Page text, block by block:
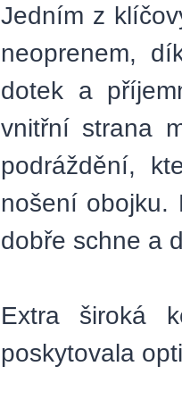
Jedním z
neoprenem,
dotek a
vnitřní strana
podráždění,
nošení obojku.
dobře schne a
Extra široká
poskytovala